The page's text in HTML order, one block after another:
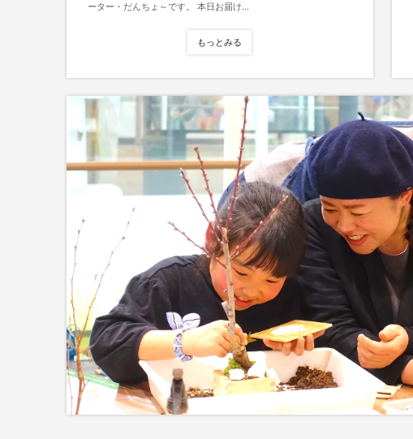
ーター・だんちょ～です。 本日お届け...
もっとみる